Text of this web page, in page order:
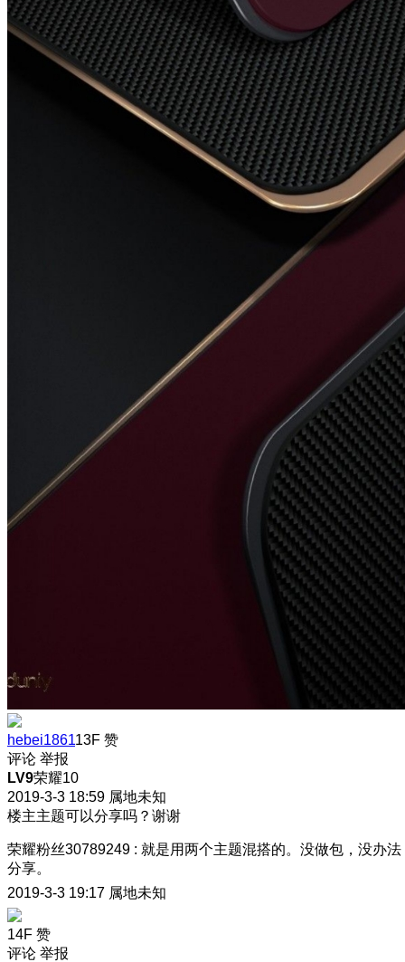
hebei186113F 赞
评论 举报
LV9荣耀10
2019-3-3 18:59 属地未知
楼主主题可以分享吗？谢谢
荣耀粉丝30789249 : 就是用两个主题混搭的。没做包，没办法
分享。
2019-3-3 19:17 属地未知
14F 赞
评论 举报